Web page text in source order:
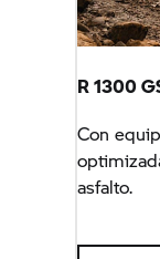
R 1300
Con
asfalto.